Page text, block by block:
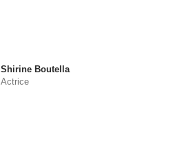
Shirine Boutella
Actrice